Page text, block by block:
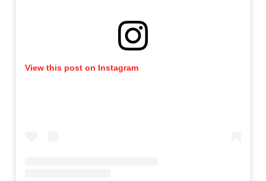
View this post on Instagram